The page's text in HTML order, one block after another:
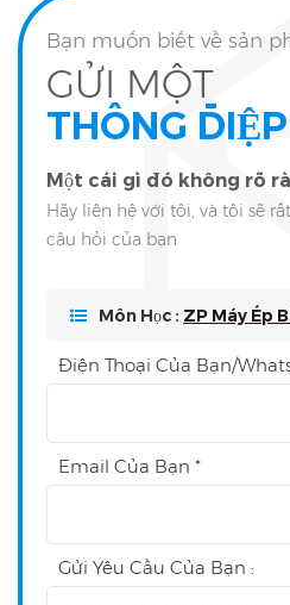
Bạn muốn biết về sản
GỬI MỘT
THÔNG ĐIỆP
Một cái gì đó không rõ
Hãy liên hệ với tôi, và tôi sẽ
câu hỏi của bạn
Môn Học : ZP Máy Ép
Điện Thoại Của Bạn/
Email Của Bạn *
Gửi Yêu Cầu Của Bạn :